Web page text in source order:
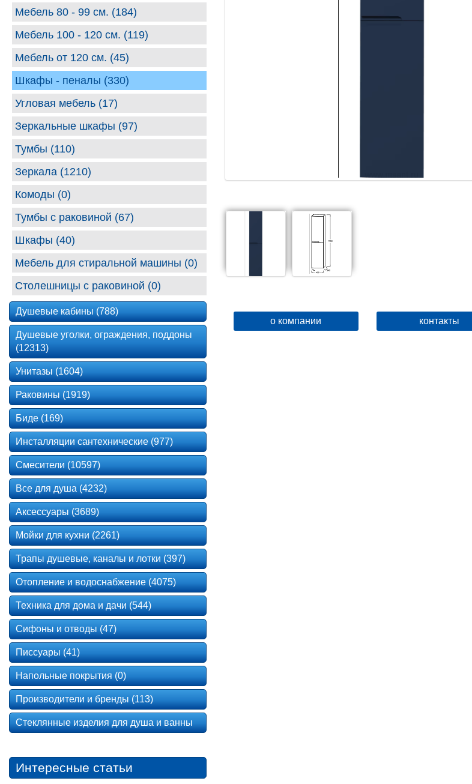
о компании контакты
Мебель 80 - 99 cм. (184)
Мебель 100 - 120 см. (119)
Мебель от 120 см. (45)
Шкафы - пеналы (330)
Угловая мебель (17)
Зеркальные шкафы (97)
Тумбы (110)
Зеркала (1210)
Комоды (0)
Тумбы с раковиной (67)
Шкафы (40)
Мебель для стиральной машины (0)
Столешницы с раковиной (0)
Душевые кабины (788)
Душевые уголки, ограждения, поддоны
(12313)
Унитазы (1604)
Раковины (1919)
Биде (169)
Инсталляции сантехнические (977)
Смесители (10597)
Все для душа (4232)
Аксессуары (3689)
Мойки для кухни (2261)
Трапы душевые, каналы и лотки (397)
Отопление и водоснабжение (4075)
Техника для дома и дачи (544)
Сифоны и отводы (47)
Писсуары (41)
Напольные покрытия (0)
Производители и бренды (113)
Стеклянные изделия для душа и ванны
Интересные статьи